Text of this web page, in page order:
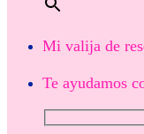
Mi valija de
Te ayudamos